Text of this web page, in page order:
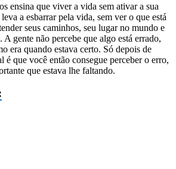
ensina que viver a vida sem ativar a sua
a esbarrar pela vida, sem ver o que está
seus caminhos, seu lugar no mundo e
A gente não percebe que algo está errado,
era quando estava certo. Só depois de
é que você então consegue perceber o erro,
que estava lhe faltando.